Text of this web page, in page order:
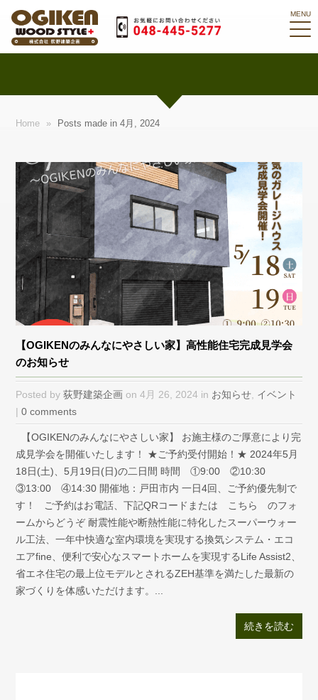
Home » Posts made in 4月, 2024
【OGIKENのみんなにやさしい家】高性能住宅完成見学会
のお知らせ
Posted by荻野建築企画 on 4月 26, 2024 in お知らせ イベント
|0 comments
【OGIKENのみんなにやさしい家】 お施主様のご厚意により完
成見学会を開催いたします！ ★ご予約受付開始！★ 2024年5月
18日(土)、5月19日(日)の二日間 時間 ①9:00 ②10:30
③13:00 ④14:30 開催地：戸田市内 一日4回、ご予約優先制で
す！ ご予約はお電話、下記QRコードまたは こちら のフォ
ームからどうぞ 耐震性能や断熱性能に特化したスーパーウォー
ル工法、一年中快適な室内環境を実現する換気システム・エコ
エアfine、便利で安心なスマートホームを実現するLife Assist2、
省エネ住宅の最上位モデルとされるZEH基準を満たした最新の
家づくりを体感いただけます。...
続きを読む